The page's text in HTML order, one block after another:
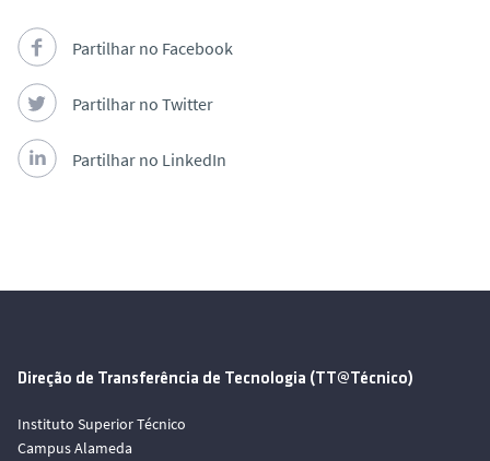
Partilhar no Facebook
Partilhar no Twitter
Partilhar no LinkedIn
Direção de Transferência de Tecnologia (TT@Técnico)
Instituto Superior Técnico
Campus Alameda